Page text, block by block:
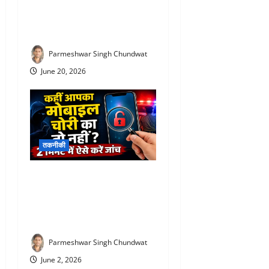
Parmeshwar Singh Chundwat
June 20, 2026
तकनीकी
Parmeshwar Singh Chundwat
June 2, 2026